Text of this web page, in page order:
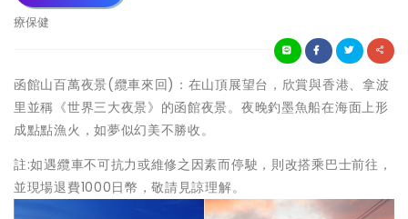
療保健
函館山百萬夜景(纜車來回)：在山頂展望台，欣賞與香港、拿波
里並稱《世界三大夜景》的函館夜景。夜晚釣墨魚船在海面上形
成點點漁火，如夢似幻美不勝收。
註:如遇纜車不可抗力或維修之因素而停駛，則改搭乘巴士前往，
並現場退費1000日幣，敬請見諒理解。